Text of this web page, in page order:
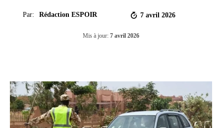
Par: Rédaction ESPOIR 7 avril 2026
Mis à jour: 7 avril 2026